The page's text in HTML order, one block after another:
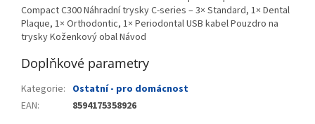
Compact C300 Náhradní trysky C-series – 3× Standard, 1× Dental
Plaque, 1× Orthodontic, 1× Periodontal USB kabel Pouzdro na
trysky Koženkový obal Návod
Doplňkové parametry
Kategorie: Ostatní - pro domácnost
EAN: 8594175358926